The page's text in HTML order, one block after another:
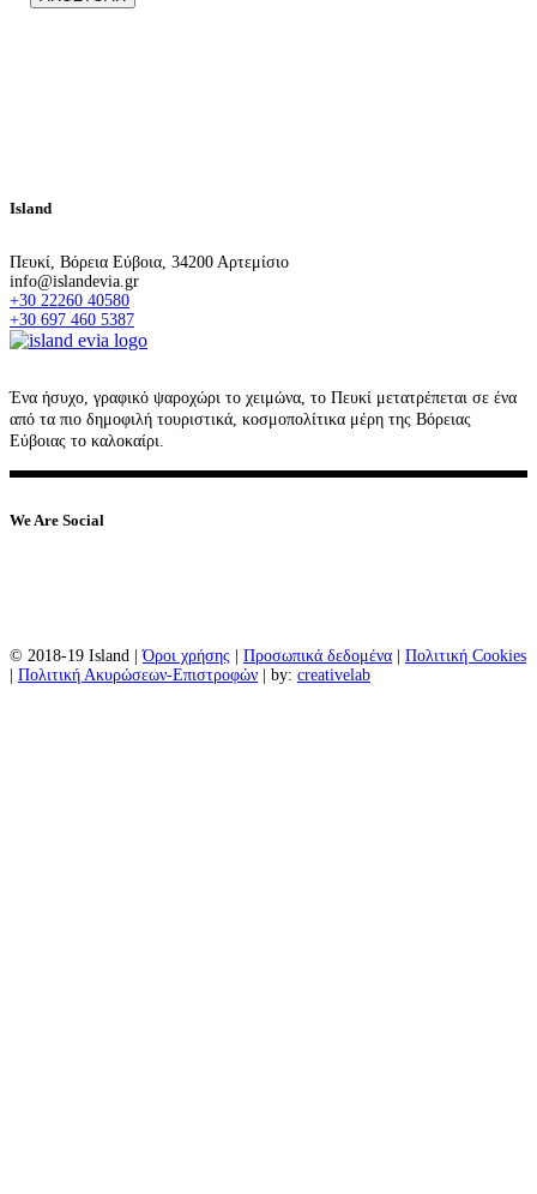
Island
Πευκί, Βόρεια Εύβοια, 34200 Αρτεμίσιο
info@islandevia.gr
+30 22260 40580
+30 697 460 5387
Ένα ήσυχο, γραφικό ψαροχώρι το χειμώνα, το Πευκί μετατρέπεται σε ένα
από τα πιο δημοφιλή τουριστικά, κοσμοπολίτικα μέρη της Βόρειας
Εύβοιας το καλοκαίρι.
We Are Social
© 2018-19 Island |Όροι χρήσης Προσωπικά δεδομένα
Πολιτική Cookies
Πολιτική Ακυρώσεων-Επιστροφών | by: creativelab